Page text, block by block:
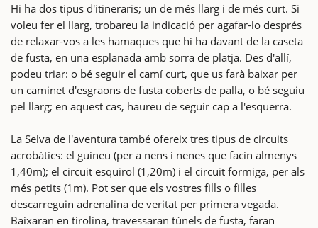
Hi ha dos tipus d'itineraris; un de més llarg i de més curt. Si
voleu fer el llarg, trobareu la indicació per agafar-lo després
de relaxar-vos a les hamaques que hi ha davant de la caseta
de fusta, en una esplanada amb sorra de platja. Des d'allí,
podeu triar: o bé seguir el camí curt, que us farà baixar per
un caminet d'esgraons de fusta coberts de palla, o bé seguiu
pel llarg; en aquest cas, haureu de seguir cap a l'esquerra.
La Selva de l'aventura també ofereix tres tipus de circuits
acrobàtics: el guineu (per a nens i nenes que facin almenys
1,40m); el circuit esquirol (1,20m) i el circuit formiga, per als
més petits (1m). Pot ser que els vostres fills o filles
descarreguin adrenalina de veritat per primera vegada.
Baixaran en tirolina, travessaran túnels de fusta, faran